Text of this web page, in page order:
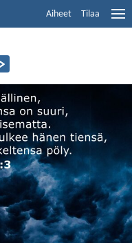
Aiheet Tilaa